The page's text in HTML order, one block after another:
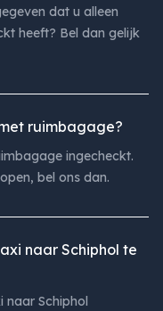
dat u alleen
heeft? Bel dan gelijk
ruimbagage?
ingecheckt.
bel ons dan.
naar Schiphol te
naar Schiphol